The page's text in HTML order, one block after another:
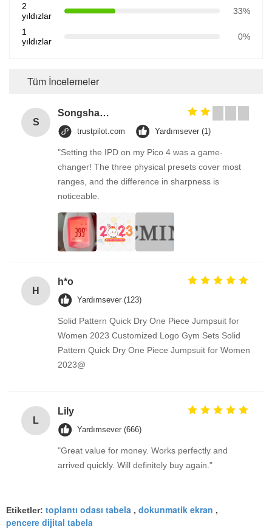
2
yıldızlar
33%
1
yıldızlar
0%
Tüm İncelemeler
S
Songshang
trustpilot.com Yardımsever (1)
"Setting the IPD on my Pico 4 was a game-
changer! The three physical presets cover most
ranges, and the difference in sharpness is
noticeable.
H
h*o
Yardımsever (123)
Solid Pattern Quick Dry One Piece Jumpsuit for
Women 2023 Customized Logo Gym Sets Solid
Pattern Quick Dry One Piece Jumpsuit for Women
2023@
L
Lily
Yardımsever (666)
"Great value for money. Works perfectly and
arrived quickly. Will definitely buy again."
Etiketler: toplantı odası tabela , dokunmatik ekran ,
pencere dijital tabela